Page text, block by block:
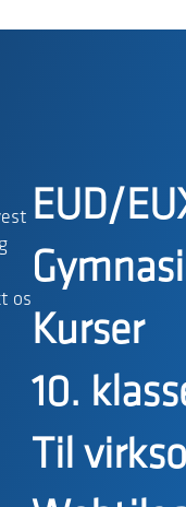
os
EUD/
Kurser
10.
Til